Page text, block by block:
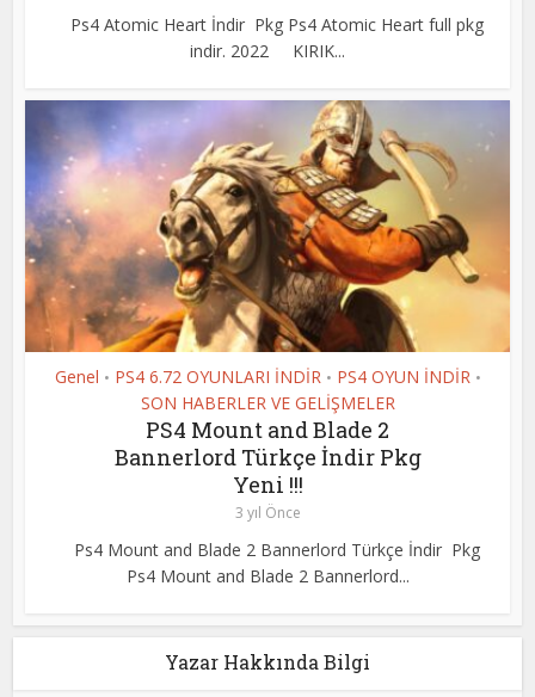
Ps4 Atomic Heart İndir Pkg Ps4 Atomic Heart full pkg
indir. 2022 KIRIK...
Genel • PS4 6.72 OYUNLARI İNDİR • PS4 OYUN İNDİR •
SON HABERLER VE GELİŞMELER
PS4 Mount and Blade 2
Bannerlord Türkçe İndir Pkg
Yeni !!!
3 yıl Önce
Ps4 Mount and Blade 2 Bannerlord Türkçe İndir Pkg
Ps4 Mount and Blade 2 Bannerlord...
Yazar Hakkında Bilgi